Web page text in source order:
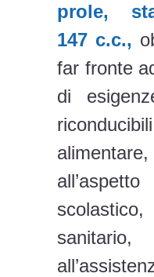
prole,
147 c.c.,
far fronte
di